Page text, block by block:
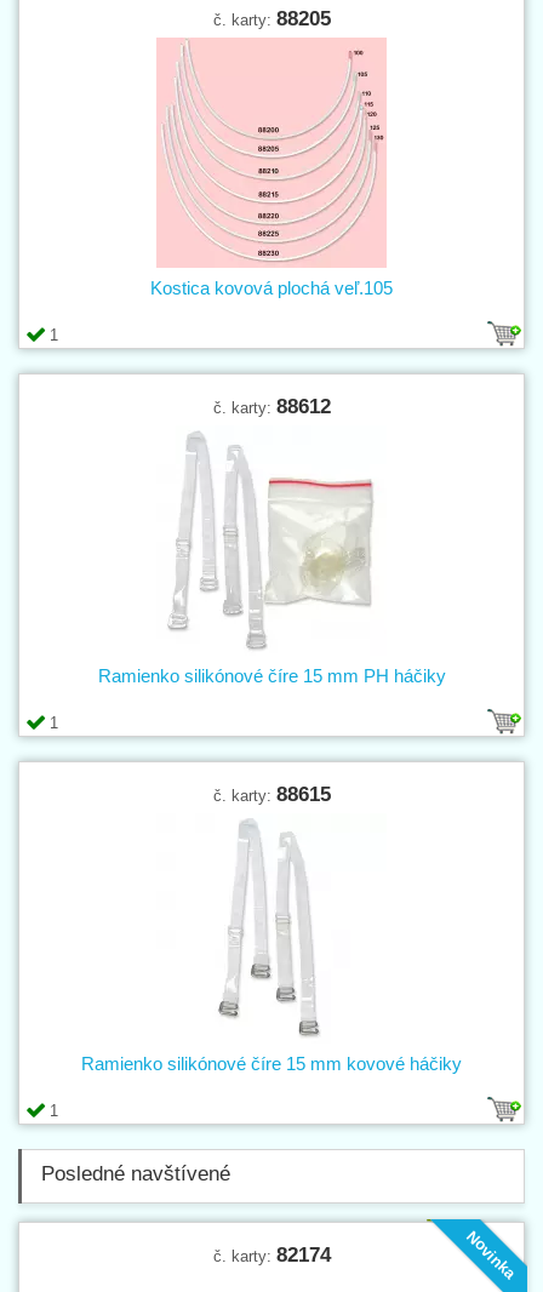
č. karty: 88205
1
Kostica kovová plochá veľ.105
č. karty: 88612
1
Ramienko silikónové číre 15 mm PH háčiky
č. karty: 88615
1
Ramienko silikónové číre 15 mm kovové háčiky
Posledné navštívené
Novinka
č. karty: 82174